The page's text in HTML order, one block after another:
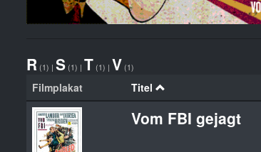
R (1) | S (1) | T (1) | V (1)
Filmplakat Titel
Vom FBI gejagt